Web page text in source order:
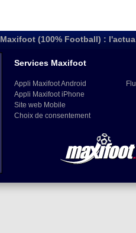
Maxifoot (100% Football) :
Services Maxifoot
Appli Maxifoot Android
Appli Maxifoot iPhone
Site web Mobile
Choix de consentement